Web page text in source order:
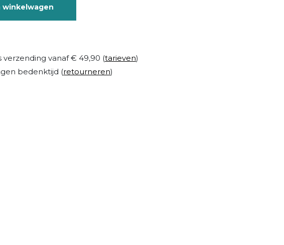
winkelwagen
verzending vanaf € 49,90 (tarieven)
bedenktijd (retourneren)